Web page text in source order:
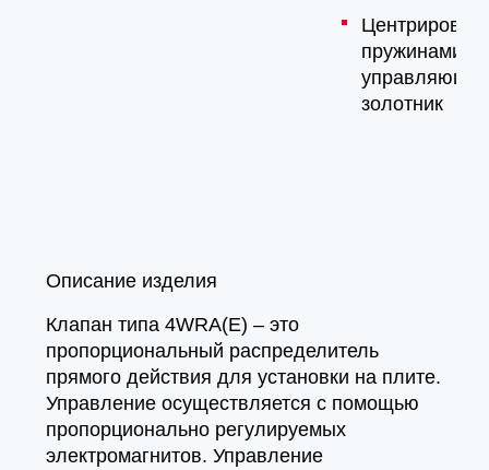
пружинами
золотник
Описание изделия
Клапан типа 4WRA(E) – это
пропорциональный распределитель
прямого действия для установки на плите.
Управление осуществляется с помощью
пропорционально регулируемых
электромагнитов. Управление